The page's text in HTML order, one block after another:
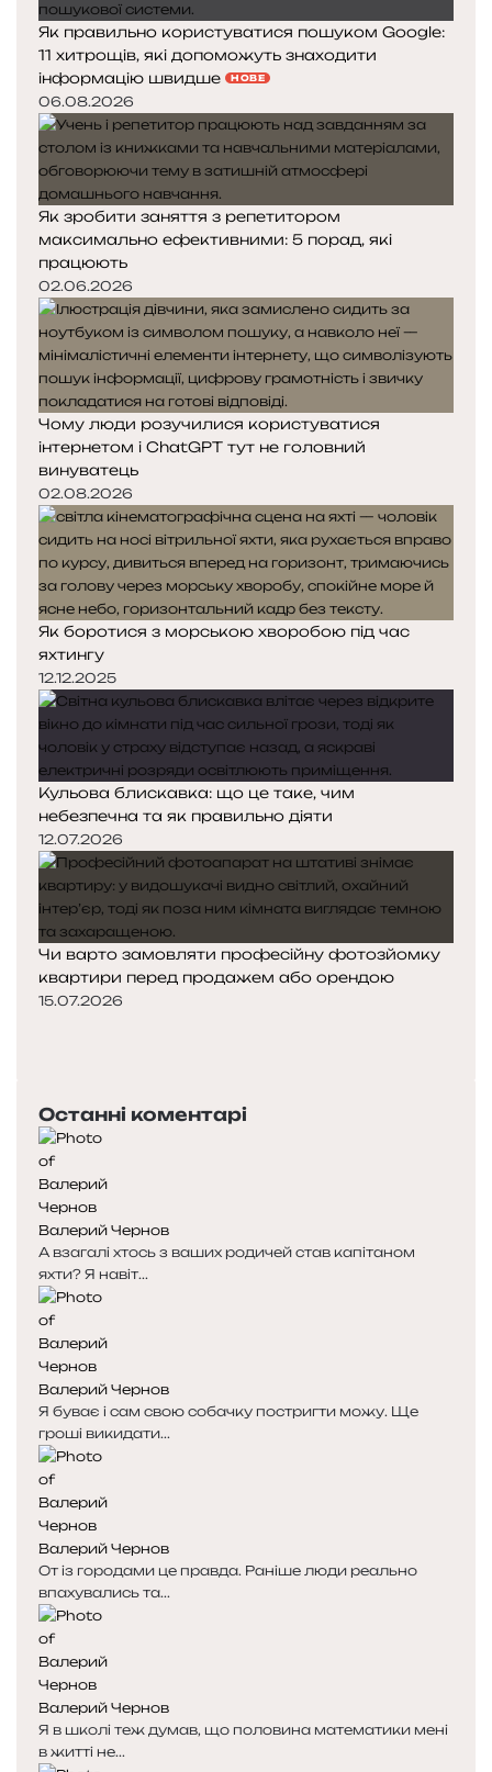
Як правильно користуватися пошуком Google:
11 хитрощів, які допоможуть знаходити
інформацію швидше
НОВЕ
06.08.2026
Як зробити заняття з репетитором
максимально ефективними: 5 порад, які
працюють
02.06.2026
Чому люди розучилися користуватися
інтернетом і ChatGPT тут не головний
винуватець
02.08.2026
Як боротися з морською хворобою під час
яхтингу
12.12.2025
Кульова блискавка: що це таке, чим
небезпечна та як правильно діяти
12.07.2026
Чи варто замовляти професійну фотозйомку
квартири перед продажем або орендою
15.07.2026
р
е
д
н
я
с
т
о
р
і
н
к
а
т
у
п
н
а
с
т
о
р
і
н
к
а
Останні коментарі
Валерий Чернов
А взагалі хтось з ваших родичей став капітаном
яхти? Я навіт...
Валерий Чернов
Я буває і сам свою собачку постригти можу. Ще
гроші викидати...
Валерий Чернов
От із городами це правда. Раніше люди реально
впахувались та...
Валерий Чернов
Я в школі теж думав, що половина математики мені
в житті не...